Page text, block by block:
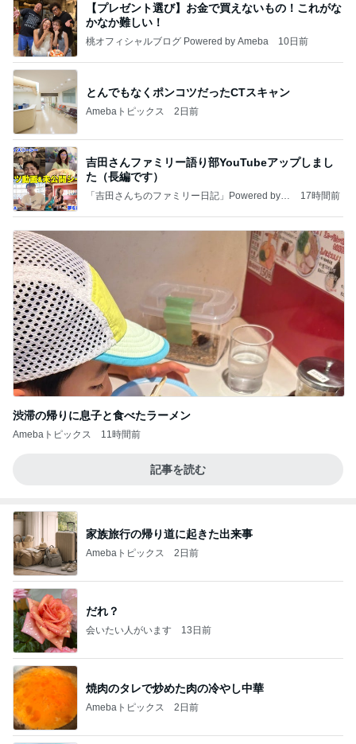
【プレゼント選び】お金で買えないもの！これがな
かなか難しい！
桃オフィシャルブログ Powered by Ameba 10日前
とんでもなくポンコツだったCTスキャン
Amebaトピックス 2日前
吉田さんファミリー語り部YouTubeアップしまし
た（長編です）
「吉田さんちのファミリー日記」Powered by A
17時間前
渋滞の帰りに息子と食べたラーメン
Amebaトピックス 11時間前
記事を読む
家族旅行の帰り道に起きた出来事
Amebaトピックス 2日前
だれ？
会いたい人がいます 13日前
焼肉のタレで炒めた肉の冷やし中華
Amebaトピックス 2日前